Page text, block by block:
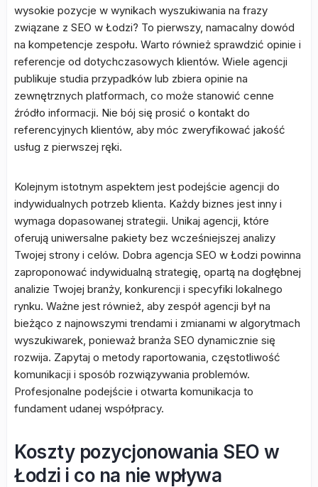
wysokie pozycje w wynikach wyszukiwania na frazy
związane z SEO w Łodzi? To pierwszy, namacalny dowód
na kompetencje zespołu. Warto również sprawdzić opinie i
referencje od dotychczasowych klientów. Wiele agencji
publikuje studia przypadków lub zbiera opinie na
zewnętrznych platformach, co może stanowić cenne
źródło informacji. Nie bój się prosić o kontakt do
referencyjnych klientów, aby móc zweryfikować jakość
usług z pierwszej ręki.
Kolejnym istotnym aspektem jest podejście agencji do
indywidualnych potrzeb klienta. Każdy biznes jest inny i
wymaga dopasowanej strategii. Unikaj agencji, które
oferują uniwersalne pakiety bez wcześniejszej analizy
Twojej strony i celów. Dobra agencja SEO w Łodzi powinna
zaproponować indywidualną strategię, opartą na dogłębnej
analizie Twojej branży, konkurencji i specyfiki lokalnego
rynku. Ważne jest również, aby zespół agencji był na
bieżąco z najnowszymi trendami i zmianami w algorytmach
wyszukiwarek, ponieważ branża SEO dynamicznie się
rozwija. Zapytaj o metody raportowania, częstotliwość
komunikacji i sposób rozwiązywania problemów.
Profesjonalne podejście i otwarta komunikacja to
fundament udanej współpracy.
Koszty pozycjonowania SEO w
Łodzi i co na nie wpływa